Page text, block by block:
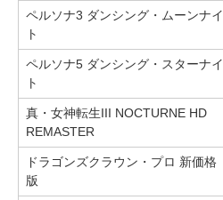
ペルソナ3 ダンシング・ムーンナイ
ト
ペルソナ5 ダンシング・スターナイ
ト
真・女神転生III NOCTURNE HD
REMASTER
ドラゴンズクラウン・プロ 新価格
版